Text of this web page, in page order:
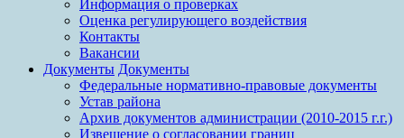
Информация о проверках
Оценка регулирующего воздействия
Контакты
Вакансии
Документы Документы
Федеральные нормативно-правовые документы
Устав района
Архив документов администрации (2010-2015 г.г.)
Извещение о согласовании границ